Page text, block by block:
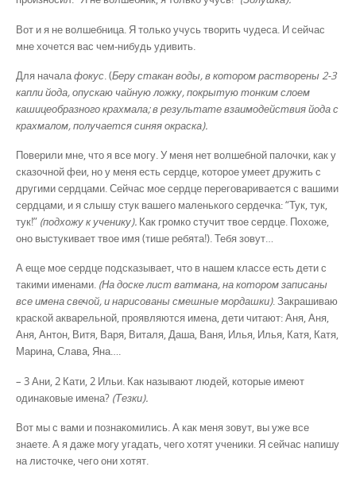
Вот и я не волшебница. Я только учусь творить чудеса. И сейчас
мне хочется вас чем-нибудь удивить.
Для началафокус. (Беру стакан воды, в котором растворены 2-3
капли йода, опускаю чайную ложку, покрытую тонким слоем
кашицеобразного крахмала; в результате взаимодействия йода с
крахмалом, получается синяя окраска).
Поверили мне, что я все могу. У меня нет волшебной палочки, как у
сказочной феи, но у меня есть сердце, которое умеет дружить с
другими сердцами. Сейчас мое сердце переговаривается с вашими
сердцами, и я слышу стук вашего маленького сердечка: “Тук, тук,
тук!” (подхожу к ученику). Как громко стучит твое сердце. Похоже,
оно выстукивает твое имя (тише ребята!). Тебя зовут…
А еще мое сердце подсказывает, что в нашем классе есть дети с
такими именами. (На доске лист ватмана, на котором записаны
все имена свечой, и нарисованы смешные мордашки). Закрашиваю
краской акварельной, проявляются имена, дети читают: Аня, Аня,
Аня, Антон, Витя, Варя, Виталя, Даша, Ваня, Илья, Илья, Катя, Катя,
Марина, Слава, Яна….
– 3 Ани, 2 Кати, 2 Ильи. Как называют людей, которые имеют
одинаковые имена? (Тезки).
Вот мы с вами и познакомились. А как меня зовут, вы уже все
знаете. А я даже могу угадать, чего хотят ученики. Я сейчас напишу
на листочке, чего они хотят.